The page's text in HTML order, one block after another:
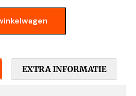
EXTRA INFORMATIE